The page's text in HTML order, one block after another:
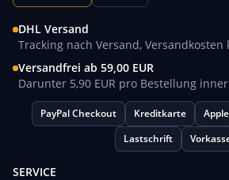
DHL Versand
Tracking nach Versand, Versandkosten
Versandfrei ab 59,00 EUR
Darunter 5,90 EUR pro Bestellung
PayPal Checkout Kreditkarte
Lastschrift
SERVICE